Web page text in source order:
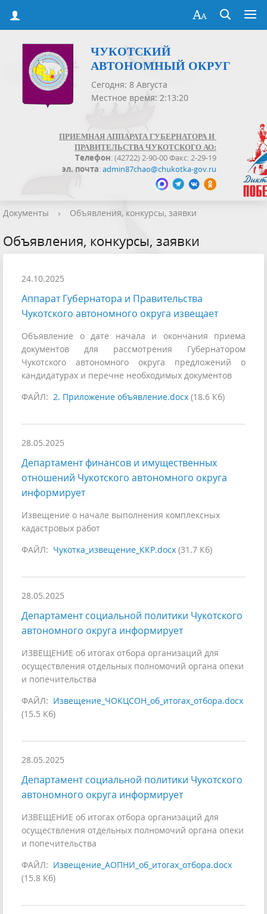
ЧУКОТСКИЙ
АВТОНОМНЫЙ ОКРУГ
Сегодня: 8 Августа
Местное время: 2:13:21
ПРИЕМНАЯ АППАРАТА ГУБЕРНАТОРА И
ПРАВИТЕЛЬСТВА ЧУКОТСКОГО АО:
Телефон: (42722) 2-90-00 Факс: 2-29-19
эл. почта:admin87chao@chukotka-gov.ru
Документы › Объявления, конкурсы, заявки
Объявления, конкурсы, заявки
24.10.2025
Аппарат Губернатора и Правительства
Чукотского автономного округа извещает
Объявление о дате начала и окончания приема
документов для рассмотрения Губернатором
Чукотского автономного округа предложений о
кандидатурах и перечне необходимых документов
ФАЙЛ: 2. Приложение объявление.docx (18.6 Кб)
28.05.2025
Департамент финансов и имущественных
отношений Чукотского автономного округа
информирует
Извещение o начале выполнения комплексных
кадастровых работ
ФАЙЛ: Чукотка_извещение_ККР.docx (31.7 Кб)
28.05.2025
Департамент социальной политики Чукотского
автономного округа информирует
ИЗВЕЩЕНИЕ об итогах отбора организаций для
осуществления отдельных полномочий органа опеки
и попечительства
ФАЙЛ: Извещение_ЧОКЦСОН_об_итогах_отбора.docx
(15.5 Кб)
28.05.2025
Департамент социальной политики Чукотского
автономного округа информирует
ИЗВЕЩЕНИЕ об итогах отбора организаций для
осуществления отдельных полномочий органа опеки
и попечительства
ФАЙЛ: Извещение_АОПНИ_об_итогах_отбора.docx
(15.8 Кб)